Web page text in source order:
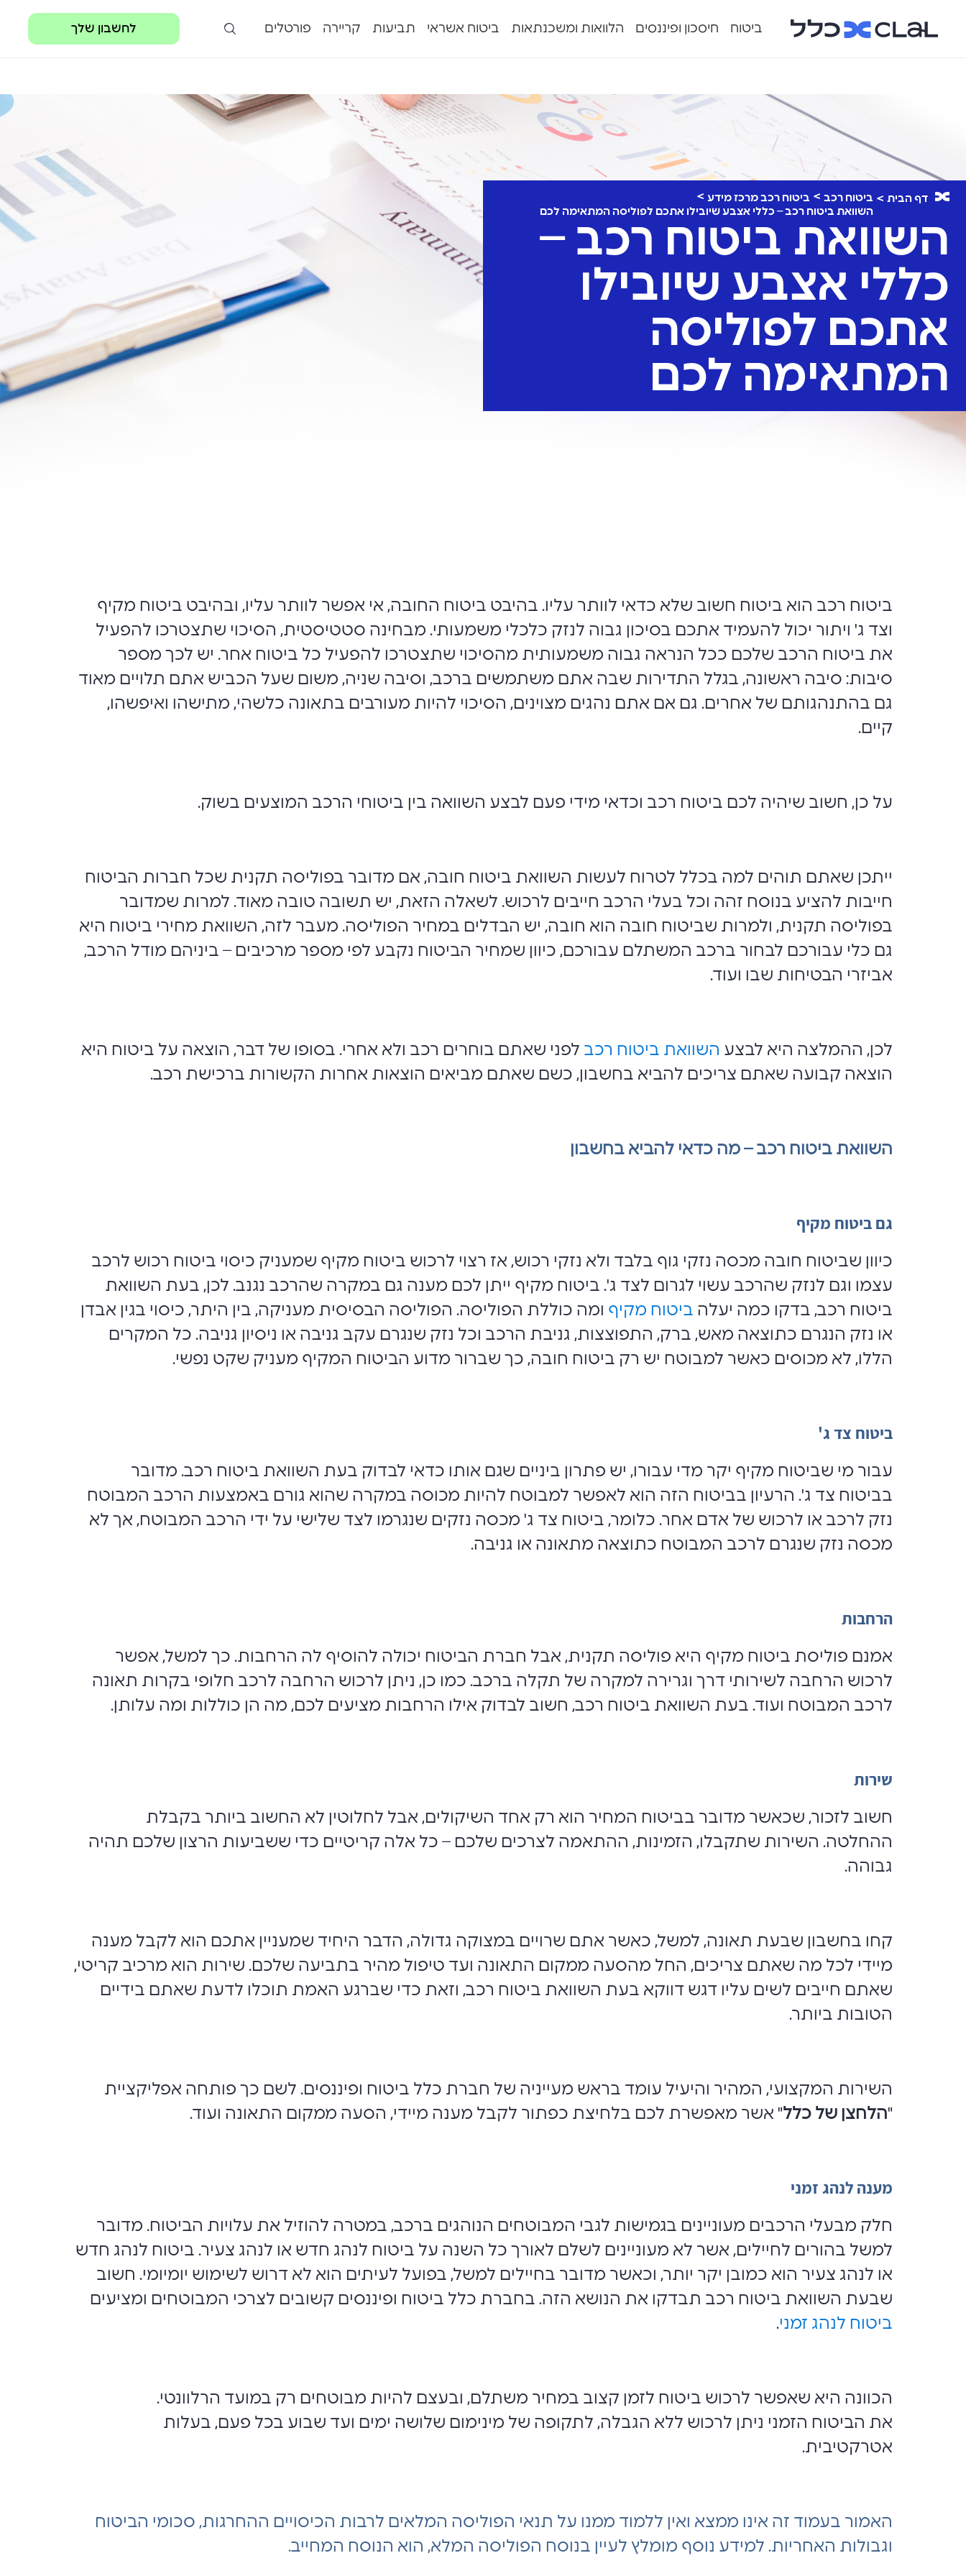
ביטוח חיסכון ופיננסים הלוואות ומשכנתאות ביטוח אשראי תביעות קריירה פורטלים לחשבון שלך
דף הבית ביטוח רכב
ביטוח רכב מרכז מידע
השוואת ביטוח רכב – כללי אצבע שיובילו אתכם לפוליסה המתאימה לכם
השוואת ביטוח רכב –
כללי אצבע שיובילו
אתכם לפוליסה
המתאימה לכם
ביטוח רכב הוא ביטוח חשוב שלא כדאי לוותר עליו. בהיבט ביטוח החובה, אי אפשר לוותר עליו, ובהיבט ביטוח מקיף
וצד ג' ויתור יכול להעמיד אתכם בסיכון גבוה לנזק כלכלי משמעותי. מבחינה סטטיסטית, הסיכוי שתצטרכו להפעיל
את ביטוח הרכב שלכם ככל הנראה גבוה משמעותית מהסיכוי שתצטרכו להפעיל כל ביטוח אחר. יש לכך מספר
סיבות: סיבה ראשונה, בגלל התדירות שבה אתם משתמשים ברכב, וסיבה שניה, משום שעל הכביש אתם תלויים מאוד
גם בהתנהגותם של אחרים. גם אם אתם נהגים מצוינים, הסיכוי להיות מעורבים בתאונה כלשהי, מתישהו ואיפשהו,
קיים.
על כן, חשוב שיהיה לכם ביטוח רכב וכדאי מידי פעם לבצע השוואה בין ביטוחי הרכב המוצעים בשוק.
ייתכן שאתם תוהים למה בכלל לטרוח לעשות השוואת ביטוח חובה, אם מדובר בפוליסה תקנית שכל חברות הביטוח
חייבות להציע בנוסח זהה וכל בעלי הרכב חייבים לרכוש. לשאלה הזאת, יש תשובה טובה מאוד. למרות שמדובר
בפוליסה תקנית, ולמרות שביטוח חובה הוא חובה, יש הבדלים במחיר הפוליסה. מעבר לזה, השוואת מחירי ביטוח היא
גם כלי עבורכם לבחור ברכב המשתלם עבורכם, כיוון שמחיר הביטוח נקבע לפי מספר מרכיבים – ביניהם מודל הרכב,
אביזרי הבטיחות שבו ועוד.
לכן, ההמלצה היא לבצע השוואת ביטוח רכב לפני שאתם בוחרים רכב ולא אחרי. בסופו של דבר, הוצאה על ביטוח היא
הוצאה קבועה שאתם צריכים להביא בחשבון, כשם שאתם מביאים הוצאות אחרות הקשורות ברכישת רכב.
השוואת ביטוח רכב – מה כדאי להביא בחשבון
גם ביטוח מקיף
כיוון שביטוח חובה מכסה נזקי גוף בלבד ולא נזקי רכוש, אז רצוי לרכוש ביטוח מקיף שמעניק כיסוי ביטוח רכוש לרכב
עצמו וגם לנזק שהרכב עשוי לגרום לצד ג'. ביטוח מקיף ייתן לכם מענה גם במקרה שהרכב נגנב. לכן, בעת השוואת
ביטוח רכב, בדקו כמה יעלה ביטוח מקיף ומה כוללת הפוליסה. הפוליסה הבסיסית מעניקה, בין היתר, כיסוי בגין אבדן
או נזק הנגרם כתוצאה מאש, ברק, התפוצצות, גניבת הרכב וכל נזק שנגרם עקב גניבה או ניסיון גניבה. כל המקרים
הללו, לא מכוסים כאשר למבוטח יש רק ביטוח חובה, כך שברור מדוע הביטוח המקיף מעניק שקט נפשי.
ביטוח צד ג'
עבור מי שביטוח מקיף יקר מדי עבורו, יש פתרון ביניים שגם אותו כדאי לבדוק בעת השוואת ביטוח רכב. מדובר
בביטוח צד ג'. הרעיון בביטוח הזה הוא לאפשר למבוטח להיות מכוסה במקרה שהוא גורם באמצעות הרכב המבוטח
נזק לרכב או לרכוש של אדם אחר. כלומר, ביטוח צד ג' מכסה נזקים שנגרמו לצד שלישי על ידי הרכב המבוטח, אך לא
מכסה נזק שנגרם לרכב המבוטח כתוצאה מתאונה או גניבה.
הרחבות
אמנם פוליסת ביטוח מקיף היא פוליסה תקנית, אבל חברת הביטוח יכולה להוסיף לה הרחבות. כך למשל, אפשר
לרכוש הרחבה לשירותי דרך וגרירה למקרה של תקלה ברכב. כמו כן, ניתן לרכוש הרחבה לרכב חלופי בקרות תאונה
לרכב המבוטח ועוד. בעת השוואת ביטוח רכב, חשוב לבדוק אילו הרחבות מציעים לכם, מה הן כוללות ומה עלותן.
שירות
חשוב לזכור, שכאשר מדובר בביטוח המחיר הוא רק אחד השיקולים, אבל לחלוטין לא החשוב ביותר בקבלת
ההחלטה. השירות שתקבלו, הזמינות, ההתאמה לצרכים שלכם – כל אלה קריטיים כדי ששביעות הרצון שלכם תהיה
גבוהה.
קחו בחשבון שבעת תאונה, למשל, כאשר אתם שרויים במצוקה גדולה, הדבר היחיד שמעניין אתכם הוא לקבל מענה
מיידי לכל מה שאתם צריכים, החל מהסעה ממקום התאונה ועד טיפול מהיר בתביעה שלכם. שירות הוא מרכיב קריטי,
שאתם חייבים לשים עליו דגש דווקא בעת השוואת ביטוח רכב, וזאת כדי שברגע האמת תוכלו לדעת שאתם בידיים
הטובות ביותר.
השירות המקצועי, המהיר והיעיל עומד בראש מעייניה של חברת כלל ביטוח ופיננסים. לשם כך פותחה אפליקציית
"הלחצן של כלל" אשר מאפשרת לכם בלחיצת כפתור לקבל מענה מיידי, הסעה ממקום התאונה ועוד.
מענה לנהג זמני
חלק מבעלי הרכבים מעוניינים בגמישות לגבי המבוטחים הנוהגים ברכב, במטרה להוזיל את עלויות הביטוח. מדובר
למשל בהורים לחיילים, אשר לא מעוניינים לשלם לאורך כל השנה על ביטוח לנהג חדש או לנהג צעיר. ביטוח לנהג חדש
או לנהג צעיר הוא כמובן יקר יותר, וכאשר מדובר בחיילים למשל, בפועל לעיתים הוא לא דרוש לשימוש יומיומי. חשוב
שבעת השוואת ביטוח רכב תבדקו את הנושא הזה. בחברת כלל ביטוח ופיננסים קשובים לצרכי המבוטחים ומציעים
ביטוח לנהג זמני.
הכוונה היא שאפשר לרכוש ביטוח לזמן קצוב במחיר משתלם, ובעצם להיות מבוטחים רק במועד הרלוונטי.
את הביטוח הזמני ניתן לרכוש ללא הגבלה, לתקופה של מינימום שלושה ימים ועד שבוע בכל פעם, בעלות
אטרקטיבית.
האמור בעמוד זה אינו ממצא ואין ללמוד ממנו על תנאי הפוליסה המלאים לרבות הכיסויים ההחרגות, סכומי הביטוח
וגבולות האחריות. למידע נוסף מומלץ לעיין בנוסח הפוליסה המלא, הוא הנוסח המחייב.